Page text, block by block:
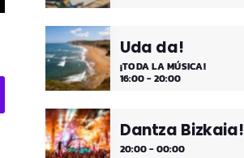
Uda da!
¡TODA LA MÚSICA!
16:00 - 20:00
Dantza Bizkaia!
20:00 - 00:00